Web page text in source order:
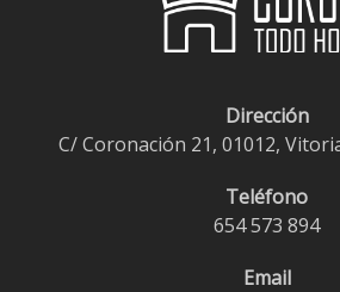
Dirección
C/ Coronación 21, 01012,
Teléfono
654 573 894
Email